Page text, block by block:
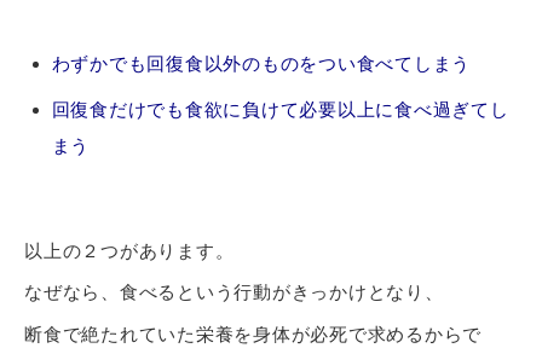
わずかでも回復食以外のものをつい食べてしまう
回復食だけでも食欲に負けて必要以上に食べ過ぎてし
まう
以上の２つがあります。
なぜなら、食べるという行動がきっかけとなり、
断食で絶たれていた栄養を身体が必死で求めるからで